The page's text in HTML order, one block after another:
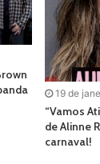
19 de
“Vamos
de Alinne
carnaval!